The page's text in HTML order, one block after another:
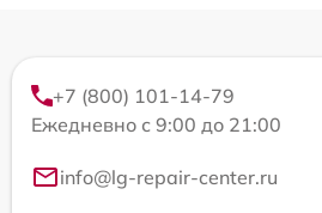
+7 (800) 101-14-79
Ежедневно с 9:00 до 21:00
info@lg-repair-center.ru